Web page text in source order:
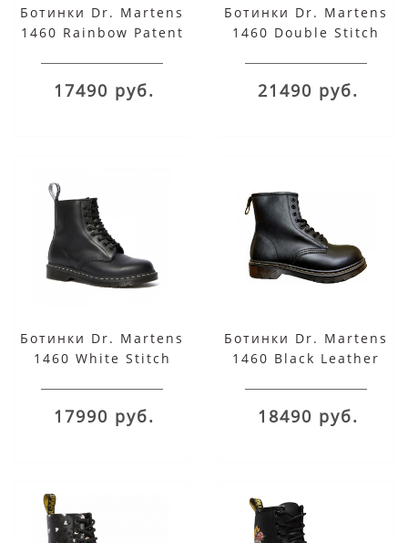
Ботинки Dr. Martens
1460 Rainbow Patent
17490 руб.
Ботинки Dr. Martens
1460 Double Stitch
21490 руб.
Ботинки Dr. Martens
1460 White Stitch
17990 руб.
Ботинки Dr. Martens
1460 Black Leather
18490 руб.